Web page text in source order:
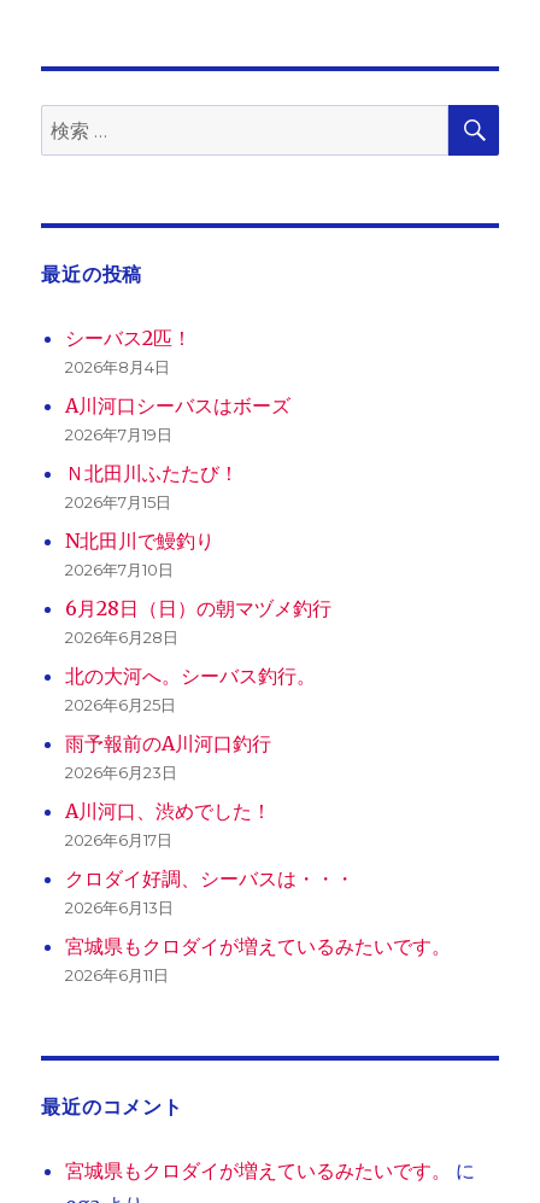
検
索:
検
最近の投稿
シーバス2匹！
2026年8月4日
A川河口シーバスはボーズ
2026年7月19日
Ｎ北田川ふたたび！
2026年7月15日
N北田川で鰻釣り
2026年7月10日
6月28日（日）の朝マヅメ釣行
2026年6月28日
北の大河へ。シーバス釣行。
2026年6月25日
雨予報前のA川河口釣行
2026年6月23日
A川河口、渋めでした！
2026年6月17日
クロダイ好調、シーバスは・・・
2026年6月13日
宮城県もクロダイが増えているみたいです。
2026年6月11日
最近のコメント
宮城県もクロダイが増えているみたいです。
に